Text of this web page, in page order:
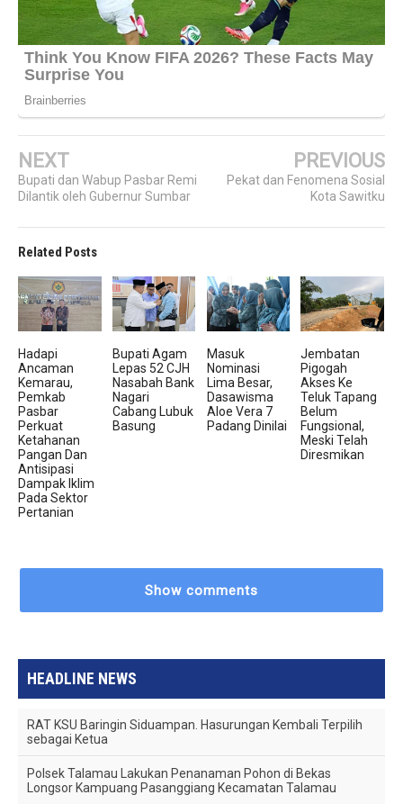
NEXT
Bupati dan Wabup Pasbar Remi
Dilantik oleh Gubernur Sumbar
PREVIOUS
Pekat dan Fenomena Sosial
Kota Sawitku
Related Posts
Hadapi
Ancaman
Kemarau,
Pemkab
Pasbar
Perkuat
Ketahanan
Pangan Dan
Antisipasi
Dampak Iklim
Pada Sektor
Pertanian
Bupati Agam
Lepas 52 CJH
Nasabah Bank
Nagari
Cabang Lubuk
Basung
Masuk
Nominasi
Lima Besar,
Dasawisma
Aloe Vera 7
Padang Dinilai
Jembatan
Pigogah
Akses Ke
Teluk Tapang
Belum
Fungsional,
Meski Telah
Diresmikan
Show comments
HEADLINE NEWS
RAT KSU Baringin Siduampan. Hasurungan Kembali Terpilih
sebagai Ketua
Polsek Talamau Lakukan Penanaman Pohon di Bekas
Longsor Kampuang Pasanggiang Kecamatan Talamau